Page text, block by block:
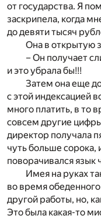
от государства. Я
заскрипела, когда
до девяти тысяч
Она в открытую
– Он получает
и это убрала бы!!!
Затем она еще
с этой индексацией
много платить, в то
совсем другие
директор получала
чуть больше сорока,
поворачивался язык
Имея на руках
во время
другой работы, но,
Это была какая-то